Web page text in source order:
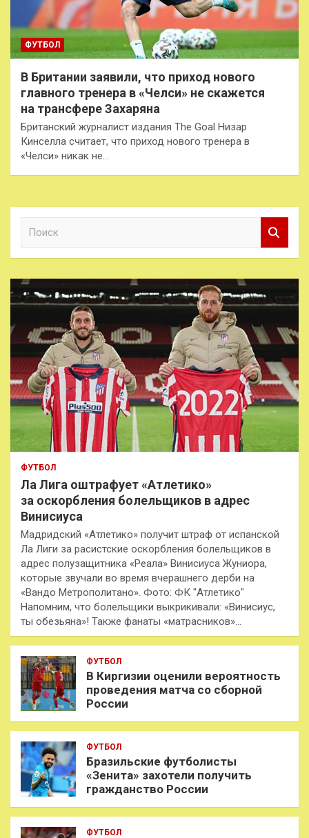
ФУТБОЛ
В Британии заявили, что приход нового
главного тренера в «Челси» не скажется
на трансфере Захаряна
Британский журналист издания The Goal Низар
Кинселла считает, что приход нового тренера в
«Челси» никак не…
к
ФУТБОЛ
Ла Лига оштрафует «Атлетико»
за оскорбления болельщиков в адрес
Винисиуса
Мадридский «Атлетико» получит штраф от испанской
Ла Лиги за расистские оскорбления болельщиков в
адрес полузащитника «Реала» Винисиуса Жуниора,
которые звучали во время вчерашнего дерби на
«Вандо Метрополитано». Фото: ФК "Атлетико"
Напомним, что болельщики выкрикивали: «Винисиус,
ты обезьяна»! Также фанаты «матрасников»…
ФУТБОЛ
В Киргизии оценили вероятность
проведения матча со сборной
России
ФУТБОЛ
Бразильские футболисты
«Зенита» захотели получить
гражданство России
ФУТБОЛ